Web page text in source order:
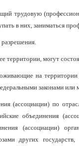
трудовую
в них, заниматься
разрешения.
могут
на
законами
(ассоциации) по
объединения
(ассоциации)
других